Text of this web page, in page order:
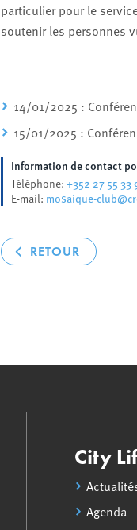
particulier pour le
soutenir les personnes
14/01/2025 :
15/01/2025 :
Information de contact
Téléphone: +352 27 55 33
E-mail: mosaique-
RETOUR
City
Agenda